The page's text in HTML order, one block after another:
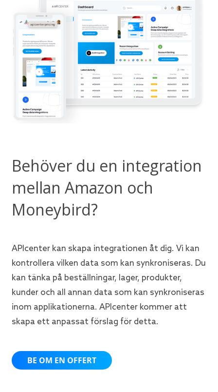
Behöver du en integration
mellan Amazon och
Moneybird?
APIcenter kan skapa integrationen åt dig. Vi kan
kontrollera vilken data som kan synkroniseras. Du
kan tänka på beställningar, lager, produkter,
kunder och all annan data som kan synkroniseras
inom applikationerna. APIcenter kommer att
skapa ett anpassat förslag för detta.
BE OM EN OFFERT